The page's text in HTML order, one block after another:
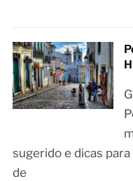
sugerido e dicas
de